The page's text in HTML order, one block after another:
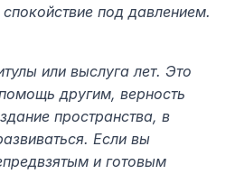
под давлением.
или выслуга лет. Это
другим, верность
пространства, в
Если вы
и готовым